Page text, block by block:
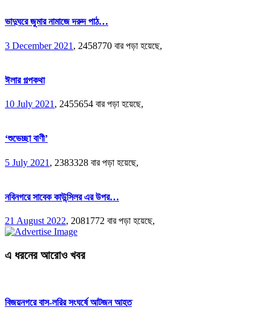
ভাদুঘরে জুমার নামাজে দরুদ পাঠ…
3 December 2021 , 2458770 বার পড়া হয়েছে,
ঈলার গল্পকথা
10 July 2021 , 2455654 বার পড়া হয়েছে,
‘শুভেচ্ছা বাণী’
5 July 2021 , 2383328 বার পড়া হয়েছে,
নবিনগরে সাবেক কাউন্সিলর এর উপর…
21 August 2022, 2081772 বার পড়া হয়েছে,
এ ধরনের আরোও খবর
বিজয়নগরে বাস-লরির সংঘর্ষে আটজন আহত